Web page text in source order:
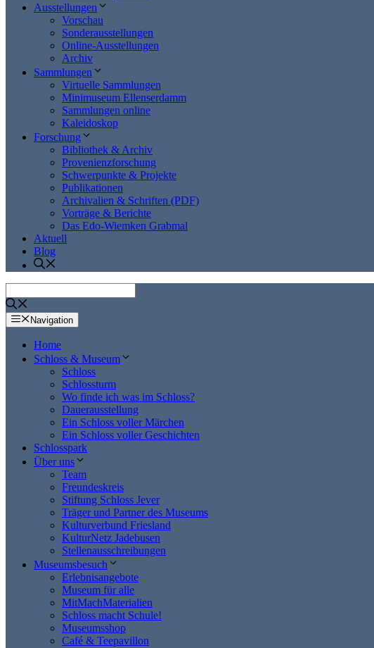
Ausstellungen
Vorschau
Sonderausstellungen
Online-Ausstellungen
Archiv
Sammlungen
Virtuelle Sammlungen
Minimuseum Ellenserdamm
Sammlungen online
Kaleidoskop
Forschung
Bibliothek & Archiv
Provenienzforschung
Schwerpunkte & Projekte
Publikationen
Archivalien & Schriften (PDF)
Vorträge & Berichte
Das Edo-Wiemken Grabmal
Aktuell
Blog
Navigation
Home
Schloss & Museum
Schloss
Schlossturm
Wo finde ich was im Schloss?
Dauerausstellung
Ein Schloss voller Märchen
Ein Schloss voller Geschichten
Schlosspark
Über uns
Team
Freundeskreis
Stiftung Schloss Jever
Träger und Partner des Museums
Kulturverbund Friesland
KulturNetz Jadebusen
Stellenausschreibungen
Museumsbesuch
Erlebnisangebote
Museum für alle
MitMachMaterialien
Schloss macht Schule!
Museumsshop
Café & Teepavillon